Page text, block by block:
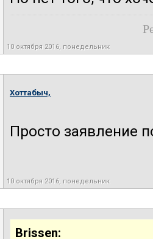
10 октября 2016, понедельник
Хоттабыч,
Просто заявление
10 октября 2016, понедельник
Brissen: